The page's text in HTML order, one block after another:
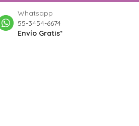
Whatsapp
55-3454-6674
Envío Gratis*